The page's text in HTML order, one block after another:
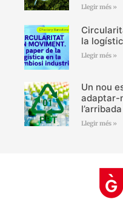
Llegir més »
la
Llegir més »
Un nou
adaptar-
Llegir més »